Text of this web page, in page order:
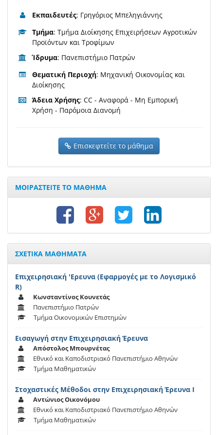
Εκπαιδευτές: Γρηγόριος Μπεληγιάννης
Τμήμα: Τμήμα Διοίκησης Επιχειρήσεων Αγροτικών
Προϊόντων και Τροφίμων
Ίδρυμα: Πανεπιστήμιο Πατρών
Θεματική Περιοχή: Μηχανική Οικονομίας και
Διοίκησης
Άδεια Χρήσης: CC - Αναφορά - Μη Εμπορική
Χρήση - Παρόμοια Διανομή
Επισκεφτείτε το μάθημα
ΜΟΙΡΑΣΤΕΙΤΕ ΤΟ ΜΑΘΗΜΑ
ΣΧΕΤΙΚΑ ΜΑΘΗΜΑΤΑ
Επιχειρησιακή 'Ερευνα (Εφαρμογές με το Λογισμικό
R)
Κωνσταντίνος Κουνετάς
Πανεπιστήμιο Πατρών
Τμήμα Οικονομικών Επιστημών
Εισαγωγή στην Επιχειρησιακή Έρευνα
Απόστολος Μπουρνέτας
Εθνικό και Καποδιστριακό Πανεπιστήμιο Αθηνών
Τμήμα Μαθηματικών
Στοχαστικές Μέθοδοι στην Επιχειρησιακή Έρευνα Ι
Αντώνιος Οικονόμου
Εθνικό και Καποδιστριακό Πανεπιστήμιο Αθηνών
Τμήμα Μαθηματικών